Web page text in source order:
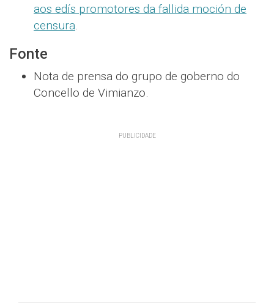
aos edís promotores da fallida moción de
censura.
Fonte
Nota de prensa do grupo de goberno do
Concello de Vimianzo.